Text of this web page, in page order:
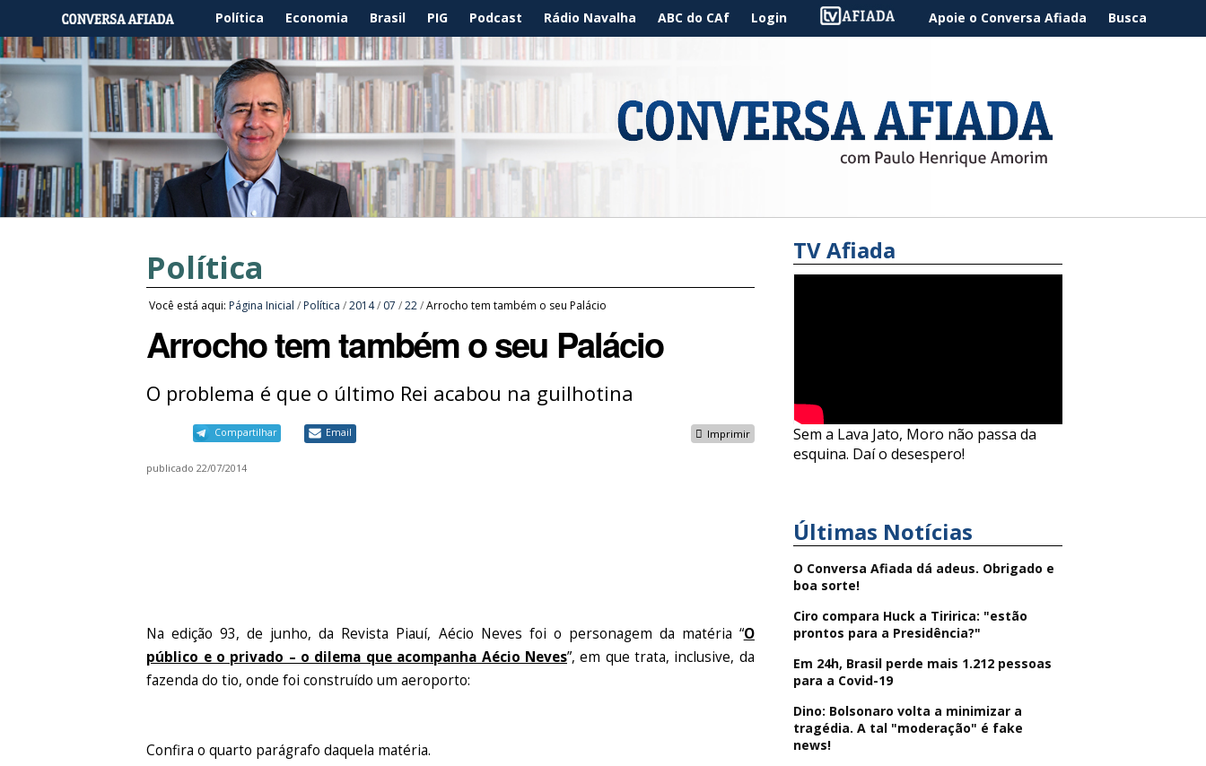
Política Economia Brasil PIG Podcast Rádio Navalha ABC do CAf Login Apoie o Conversa Afiada Busca
Política
Você está aqui: Página Inicial / Política /2014/ 07 /22/Arrocho tem também o seu Palácio
Arrocho tem também o seu Palácio
O problema é que o último Rei acabou na guilhotina
Compartilhar Email Imprimir
publicado 22/07/2014
Na edição 93, de junho, da Revista Piauí, Aécio Neves foi o personagem da matéria “O
público e o privado – o dilema que acompanha Aécio Neves”, em que trata, inclusive, da
fazenda do tio, onde foi construído um aeroporto:
Confira o quarto parágrafo daquela matéria.
TV Afiada
Sem a Lava Jato, Moro não passa da
esquina. Daí o desespero!
Últimas Notícias
O Conversa Afiada dá adeus. Obrigado e
boa sorte!
Ciro compara Huck a Tiririca: "estão
prontos para a Presidência?"
Em 24h, Brasil perde mais 1.212 pessoas
para a Covid-19
Dino: Bolsonaro volta a minimizar a
tragédia. A tal "moderação" é fake
news!